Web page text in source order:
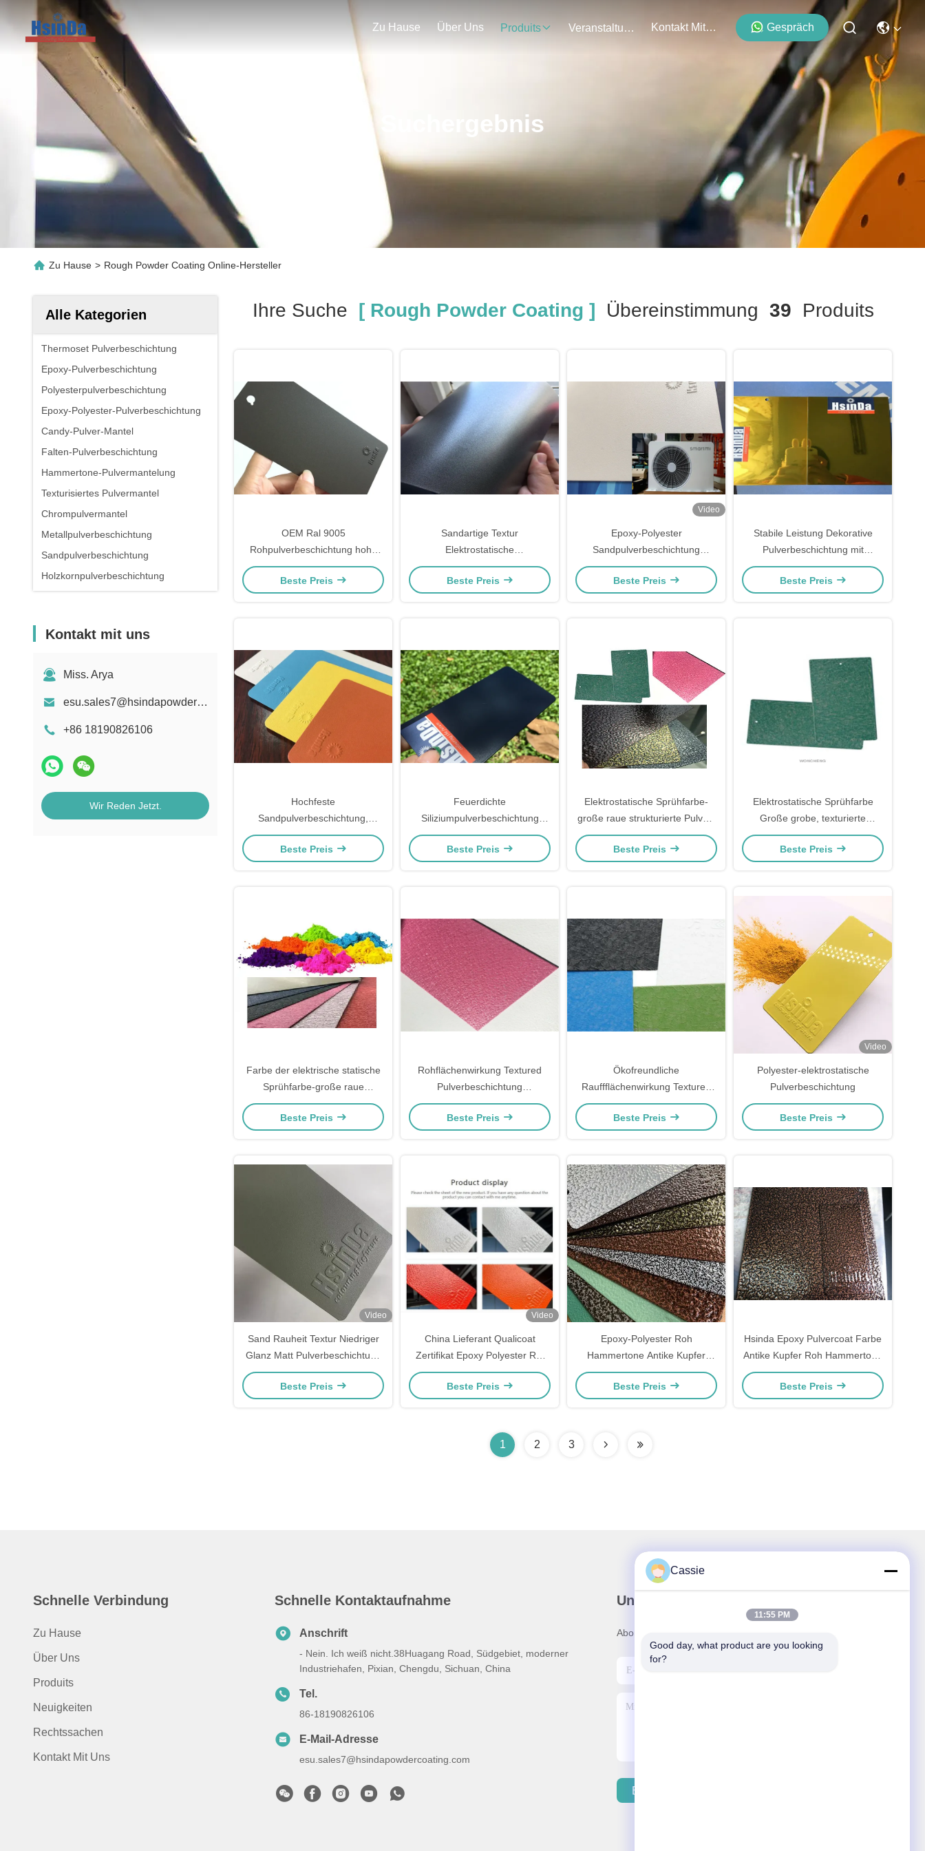
Zu Hause Über Uns Produits Veranstaltungen Kontakt Mit Uns Gespräch
Suchergebnis
Zu Hause > Rough Powder Coating Online-Hersteller
Alle Kategorien
Thermoset Pulverbeschichtung
Epoxy-Pulverbeschichtung
Polyesterpulverbeschichtung
Epoxy-Polyester-Pulverbeschichtung
Candy-Pulver-Mantel
Falten-Pulverbeschichtung
Hammertone-Pulvermantelung
Texturisiertes Pulvermantel
Chrompulvermantel
Metallpulverbeschichtung
Sandpulverbeschichtung
Holzkornpulverbeschichtung
Kontakt mit uns
Miss. Arya
esu.sales7@hsindapowdercoating.com
+86 18190826106
Wir Reden Jetzt.
Ihre Suche [ Rough Powder Coating ] Übereinstimmung 39 Produits
OEM Ral 9005
Rohpulverbeschichtung hohe
Langlebigkeit Korrosionsschutz
Beste Preis
Sandartige Textur
Elektrostatische
Sprühpulverbeschichtung
Hochtemperaturbeständigkeit
Beste Preis
Video
Epoxy-Polyester
Sandpulverbeschichtung
Antibakteriell für Klimaanlagen
Beste Preis
Stabile Leistung Dekorative
Pulverbeschichtung mit
Wetterbeständigkeit
Beste Preis
Hochfeste
Sandpulverbeschichtung,
Zinkreiche Pulverbeschichtung
Salzsprühbeständigkeit
Beste Preis
Feuerdichte
Siliziumpulverbeschichtung
Sandfarbe Schwarz Farbe Hohe
Wärmeverteilung
Beste Preis
Elektrostatische Sprühfarbe-
große raue strukturierte Pulver-
Beschichtung umweltfreundlich
Beste Preis
Elektrostatische Sprühfarbe
Große grobe, texturierte
Pulverbeschichtung
Umweltschonend
Beste Preis
Farbe der elektrische statische
Sprühfarbe-große raue
strukturierte Pulver-
Beschichtung RAL Pantone
Beste Preis
Rohflächenwirkung Textured
Pulverbeschichtung
Elektrostatische Sprühfarbe
Beste Preis
Ökofreundliche
Rauffflächenwirkung Textured
Powder Coat ISO9001
Chemikalienbeständigkeit
Beste Preis
Video
Polyester-elektrostatische
Pulverbeschichtung
Beste Preis
Video
Sand Rauheit Textur Niedriger
Glanz Matt Pulverbeschichtung
Sprühlack für
Industriebeschichtung Polyester
Beste Preis
Video
China Lieferant Qualicoat
Zertifikat Epoxy Polyester Ral
Farbe Faltenstruktur Struktur
Außenpulverbeschichtung
Beste Preis
Epoxy-Polyester Roh
Hammertone Antike Kupfer
Silber Sprayfarbe
Pulverbeschichtung für Metall
Beste Preis
Hsinda Epoxy Pulvercoat Farbe
Antike Kupfer Roh Hammertone
Oberfläche
Beste Preis
1 2 3
Schnelle Verbindung
Zu Hause
Über Uns
Produits
Neuigkeiten
Rechtssachen
Kontakt Mit Uns
Schnelle Kontaktaufnahme
Anschrift
- Nein. Ich weiß nicht.38Huagang Road, Südgebiet, moderner
Industriehafen, Pixian, Chengdu, Sichuan, China
Tel.
86-18190826106
E-Mail-Adresse
esu.sales7@hsindapowdercoating.com
Unser Newsletter
Abonnieren Sie unseren Newsletter für Rabatte und mehr.
E-Mail Senden
Cassie
11:55 PM
Good day, what product are you looking
for?